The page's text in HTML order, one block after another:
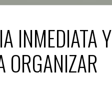
INMEDIATA Y
ORGANIZAR